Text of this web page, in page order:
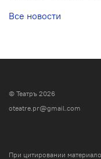
Все новости
© Театръ 2026
oteatre.pr@gmail.com
При цитировании